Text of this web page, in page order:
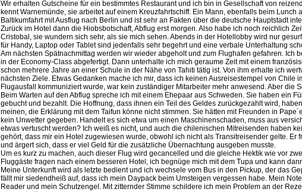
Wir erhalten Gutscheine für ein bestimmtes Restaurant und ich bin in Gesellschaft von
kennt Warnemünde, sie arbeitet auf einem Kreuzfahrtschiff. Ein Mann, ebenfalls beim Lunch
Baltikumfahrt mit Ausflug nach Berlin und ist sehr an Fakten über die deutsche Hauptstadt
Zurück im Hotel dann die Hiobsbotschaft, Abflug erst morgen. Also habe ich noch reichlich
Cristobal, sie wundern sich sehr, als sie mich sehen. Abends in der Hotellobby wird nur
für Handy, Laptop oder Tablet sind jedenfalls sehr begehrt und eine verbale Unterhaltung
Am nächsten Spätnachmittag werden wir wieder abgeholt und zum Flughafen gefahren. Ich
in der Economy-Class abgefertigt. Dann unterhalte ich mich geraume Zeit mit einem
schon mehrere Jahre an einer Schule in der Nähe von Tahiti tätig ist. Von ihm erhalte ich
nächsten Ziele. Etwas Gedanken mache ich mir, dass ich keinen Ausreisestempel von Chile
Flugausfall kommuniziert wurde, war kein zuständiger Mitarbeiter mehr anwesend. Aber die
Beim Warten auf den Abflug spreche ich mit einem Ehepaar aus Schweden. Sie haben ein
gebucht und bezahlt. Die Hoffnung, dass ihnen ein Teil des Geldes zurückgezahlt wird,
meinen, die Erklärung mit dem Taifun könne nicht stimmen. Sie hätten mit Freunden in
kein Unwetter gegeben. Handelt es sich etwa um einen Maschinenschaden, muss aus
etwas vertuscht werden? Ich weiß es nicht, und auch die chilenischen Mitreisenden haben
gehört, dass mir ein Hotel zugewiesen wurde, obwohl ich nicht als Transitreisender gelte. Er
und ärgert sich, dass er viel Geld für die zusätzliche Übernachtung ausgeben musste.
Um es kurz zu machen, auch dieser Flug wird gecancelled und die gleiche Hektik wie vor
Fluggäste fragen nach einem besseren Hotel, ich begnüge mich mit dem Tupa und kann
Meine Unterkunft wird als letzte bedient und ich wechsele vom Bus in den Pickup, der das
fällt mir siedendheiß auf, dass ich mein Daypack beim Umsteigen vergessen habe. Mein
Reader und mein Schutzengel. Mit zitternder Stimme schildere ich mein Problem an der